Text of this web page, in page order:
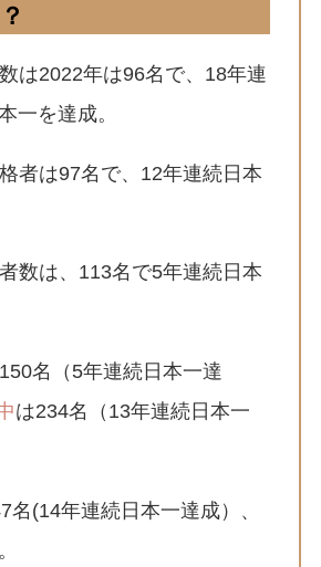
は2022年は96名で、18年連
一を達成。
者は97名で、12年連続日本
数は、113名で5年連続日本
名（5年連続日本一達
は234名（13年連続日本一
名(14年連続日本一達成）、